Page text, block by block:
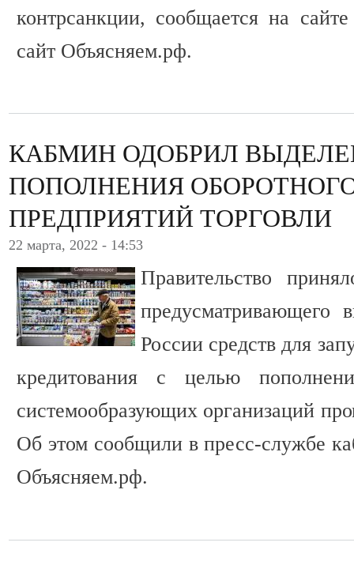
контрсанкции, сообщается на
сайт Объясняем.рф.
КАБМИН ОДОБРИЛ
ПОПОЛНЕНИЯ
ПРЕДПРИЯТИЙ ТОРГОВЛИ
22 марта, 2022 - 14:53
Правительство
предусматривающего
России средств для
кредитования с целью
системообразующих организаций
Об этом сообщили в пресс-службе
Объясняем.рф.